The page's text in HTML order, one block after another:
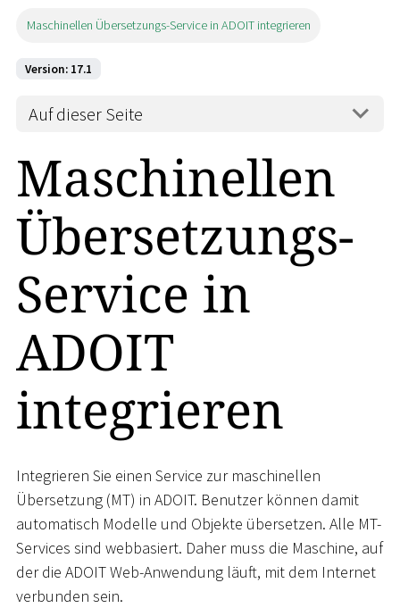
Maschinellen Übersetzungs-Service in ADOIT integrieren
Version: 17.1
Auf dieser Seite
Maschinellen
Übersetzungs-
Service in
ADOIT
integrieren
Integrieren Sie einen Service zur maschinellen
Übersetzung (MT) in ADOIT. Benutzer können damit
automatisch Modelle und Objekte übersetzen. Alle MT-
Services sind webbasiert. Daher muss die Maschine, auf
der die ADOIT Web-Anwendung läuft, mit dem Internet
verbunden sein.